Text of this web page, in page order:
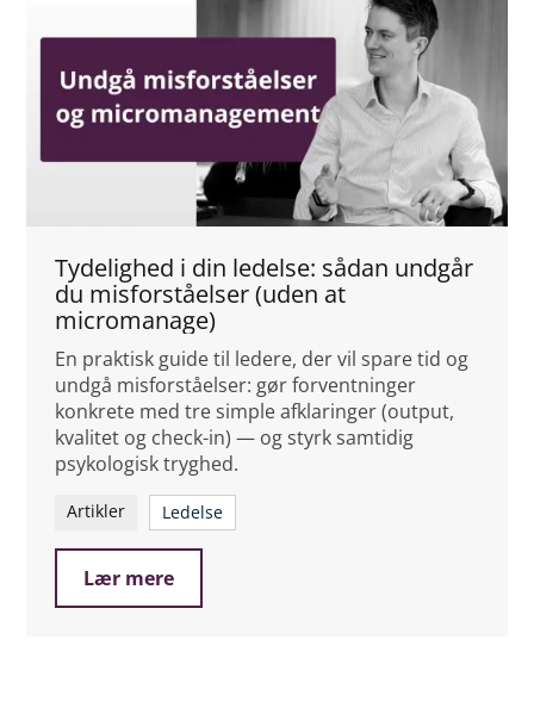
Tydelighed i din ledelse: sådan undgår
du misforståelser (uden at
micromanage)
En praktisk guide til ledere, der vil spare tid og
undgå misforståelser: gør forventninger
konkrete med tre simple afklaringer (output,
kvalitet og check-in) — og styrk samtidig
psykologisk tryghed.
Artikler Ledelse
Lær mere